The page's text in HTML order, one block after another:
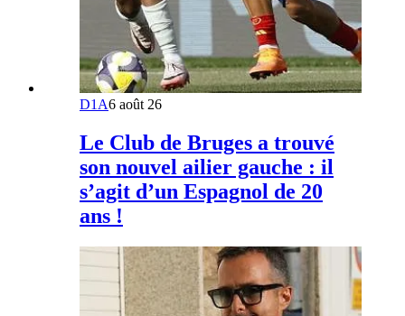
D1A6 août 26
Le Club de Bruges a trouvé
son nouvel ailier gauche : il
s’agit d’un Espagnol de 20
ans !